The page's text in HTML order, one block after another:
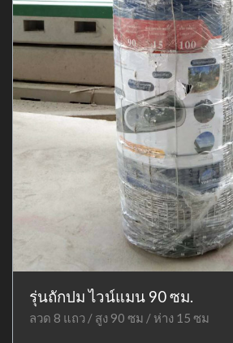
รุ่นถักปม ไวน์แมน 90 ซม.
ลวด 8 แถว / สูง 90 ซม / ห่าง 15 ซม